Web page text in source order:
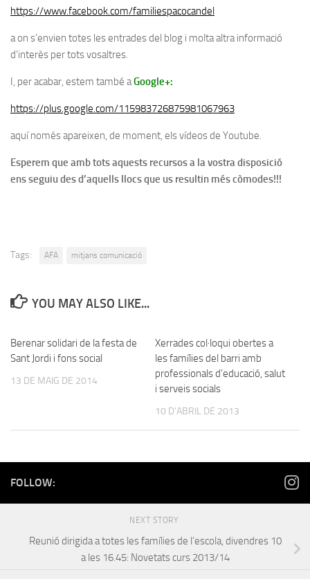
https://www.facebook.com/familiespacocandel
a on s’envien totes les entrades del blog i molta altra informació
d’interès per tots vosaltres.
I, per acabar, estem també aGoogle+:
https://plus.google.com/115983726875981067963
aquí només apareixen, de moment, els vídeos de Youtube.
Esperem que amb tots aquests recursos a la vostra disposició
ens seguiu des d’aquells llocs que us resultin més còmodes!!!
Tags: AFA mitjans comunicació
YOU MAY ALSO LIKE...
Berenar solidari de la festa de
Sant Jordi i fons social
13 DE MAIG DE 2014
Xerrades col·loqui obertes a
les famílies del barri amb
professionals d’educació, salut
i serveis socials
10 D'ABRIL DE 2013
FOLLOW:
NEXT STORY
Reunió dirigida a totes les famílies de l’escola, divendres 10
a les 16.45: Novetats curs 2013/14